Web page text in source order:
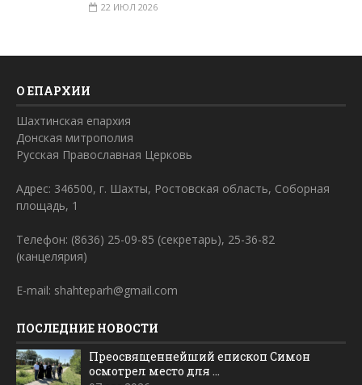
22 ИЮЛ 2026
О ЕПАРХИИ
Шахтинская епархия
Донская митрополия
Русская Православная Церковь
Адрес: 346500, г. Шахты, Ростовская область, Соборная
площадь, 1
Телефон: (8636) 25-09-85 (секретарь), 25-36-82
(канцелярия)
E-mail: shahteparh@gmail.com
ПОСЛЕДНИЕ НОВОСТИ
Преосвященнейший епископ Симон
осмотрел место для ...